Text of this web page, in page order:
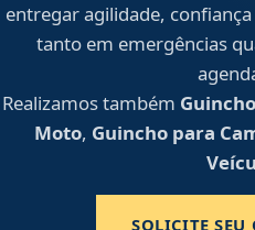
entregar agilidade,
tanto em emergências
Realizamos também
Moto, Guincho para
SOLICITE SEU